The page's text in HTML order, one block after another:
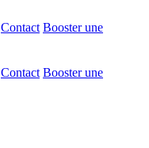
Contact Booster une
Contact Booster une